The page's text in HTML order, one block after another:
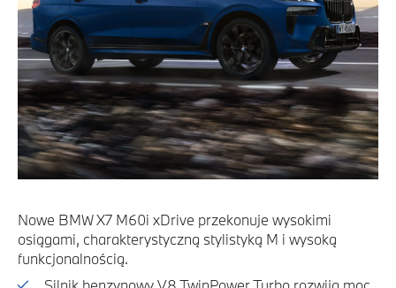
Nowe BMW X7 M60i xDrive przekonuje wysokimi
osiągami, charakterystyczną stylistyką M i wysoką
funkcjonalnością.